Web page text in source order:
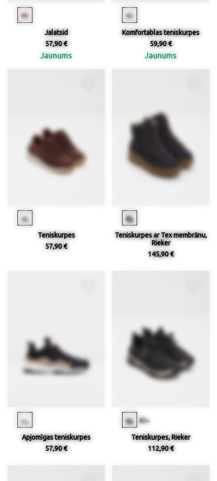
Jalatsid
57,90 €
Jaunums
Komfortablas teniskurpes
59,90 €
Jaunums
Teniskurpes
57,90 €
Teniskurpes ar Tex membrānu,
Rieker
145,90 €
Apjomīgas teniskurpes
57,90 €
Teniskurpes, Rieker
112,90 €